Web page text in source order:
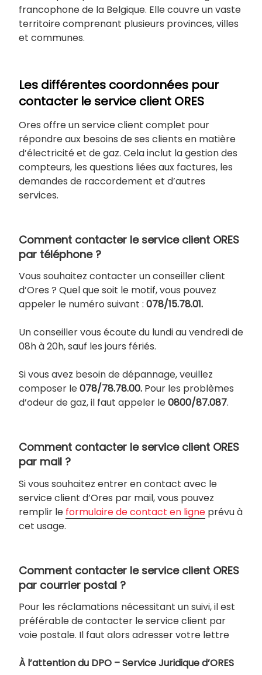
francophone de la Belgique. Elle couvre un vaste
territoire comprenant plusieurs provinces, villes
et communes.
Les différentes coordonnées pour
contacter le service client ORES
Ores offre un service client complet pour
répondre aux besoins de ses clients en matière
d’électricité et de gaz. Cela inclut la gestion des
compteurs, les questions liées aux factures, les
demandes de raccordement et d’autres
services.
Comment contacter le service client ORES
par téléphone ?
Vous souhaitez contacter un conseiller client
d’Ores ? Quel que soit le motif, vous pouvez
appeler le numéro suivant : 078/15.78.01.
Un conseiller vous écoute du lundi au vendredi de
08h à 20h, sauf les jours fériés.
Si vous avez besoin de dépannage, veuillez
composer le078/78.78.00. Pour les problèmes
d’odeur de gaz, il faut appeler le0800/87.087.
Comment contacter le service client ORES
par mail ?
Si vous souhaitez entrer en contact avec le
service client d’Ores par mail, vous pouvez
remplir le formulaire de contact en ligne prévu à
cet usage.
Comment contacter le service client ORES
par courrier postal ?
Pour les réclamations nécessitant un suivi, il est
préférable de contacter le service client par
voie postale. Il faut alors adresser votre lettre
À l’attention du DPO – Service Juridique d’ORES